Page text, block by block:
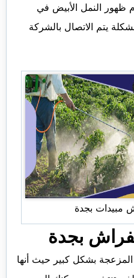
ظهور النمل الأبيض في
يتم الاتصال بالشركة
بجدة
بجدة
بشكل كبير حيث أنها